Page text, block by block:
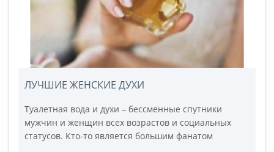
ЛУЧШИЕ ЖЕНСКИЕ ДУХИ
Туалетная вода и духи – бессменные спутники
мужчин и женщин всех возрастов и социальных
статусов. Кто-то является большим фанатом